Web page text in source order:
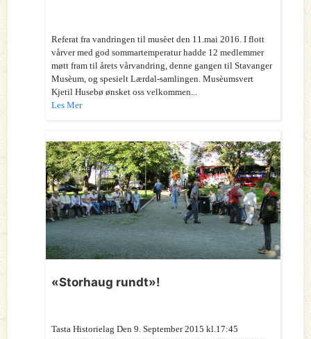
Referat fra vandringen til musèet den 11.mai 2016. I flott
vårver med god sommartemperatur hadde 12 medlemmer
møtt fram til årets vårvandring, denne gangen til Stavanger
Musèum, og spesielt Lærdal-samlingen. Musèumsvert
Kjetil Husebø ønsket oss velkommen...
Les Mer
«Storhaug rundt»!
Tasta Historielag Den 9. September 2015 kl.17:45